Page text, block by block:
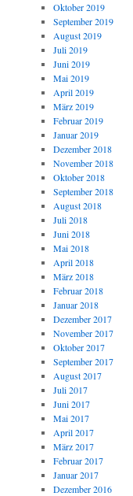
Oktober 2019
September 2019
August 2019
Juli 2019
Juni 2019
Mai 2019
April 2019
März 2019
Februar 2019
Januar 2019
Dezember 2018
November 2018
Oktober 2018
September 2018
August 2018
Juli 2018
Juni 2018
Mai 2018
April 2018
März 2018
Februar 2018
Januar 2018
Dezember 2017
November 2017
Oktober 2017
September 2017
August 2017
Juli 2017
Juni 2017
Mai 2017
April 2017
März 2017
Februar 2017
Januar 2017
Dezember 2016